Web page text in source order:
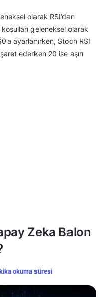
olarak RSI’dan
koşulları geleneksel olarak
ayarlanırken, Stoch RSI
ederken 20 ise aşırı
Zeka Balon
okuma süresi